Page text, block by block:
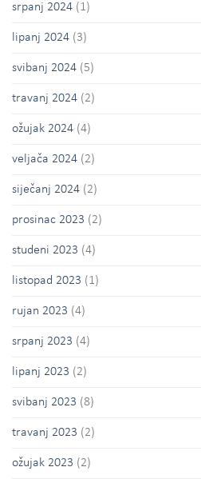
srpanj 2024 (1)
lipanj 2024 (3)
svibanj 2024 (5)
travanj 2024 (2)
ožujak 2024 (4)
veljača 2024 (2)
siječanj 2024 (2)
prosinac 2023 (2)
studeni 2023 (4)
listopad 2023 (1)
rujan 2023 (4)
srpanj 2023 (4)
lipanj 2023 (2)
svibanj 2023 (8)
travanj 2023 (2)
ožujak 2023 (2)